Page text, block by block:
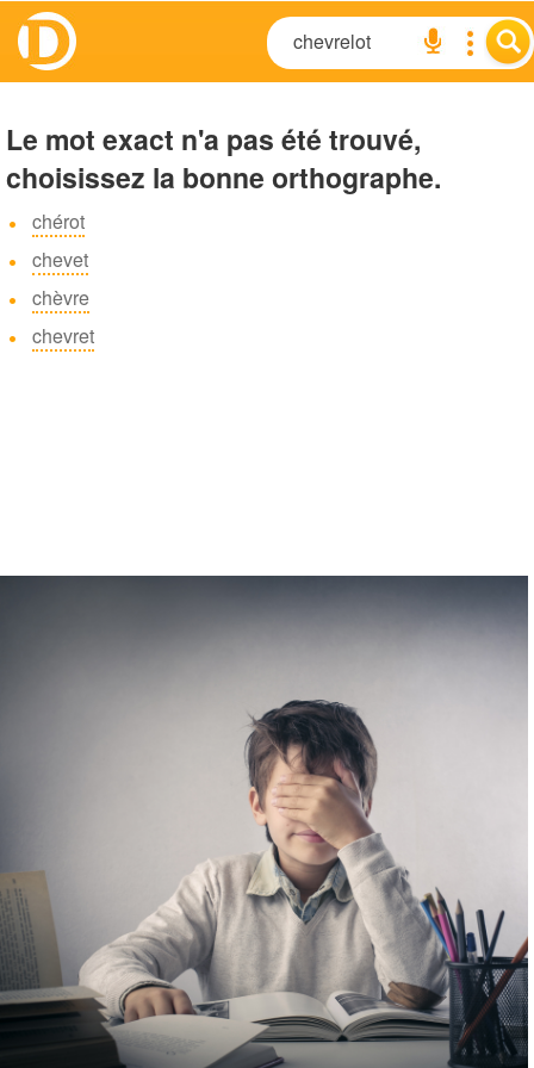
Le mot exact n'a pas été trouvé,
choisissez la bonne orthographe.
chérot
chevet
chèvre
chevret